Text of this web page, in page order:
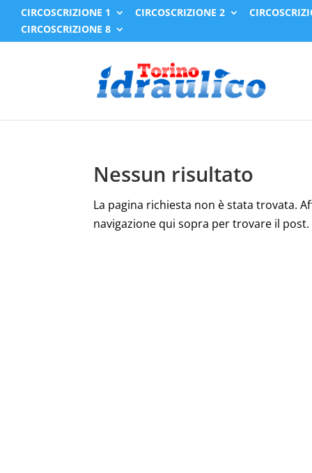
CIRCOSCRIZIONE 1 CIRCOSCRIZIONE 2
CIRCOSCRIZIONE 8
Nessun risultato
La pagina richiesta non è stata trovata.
navigazione qui sopra per trovare il post.